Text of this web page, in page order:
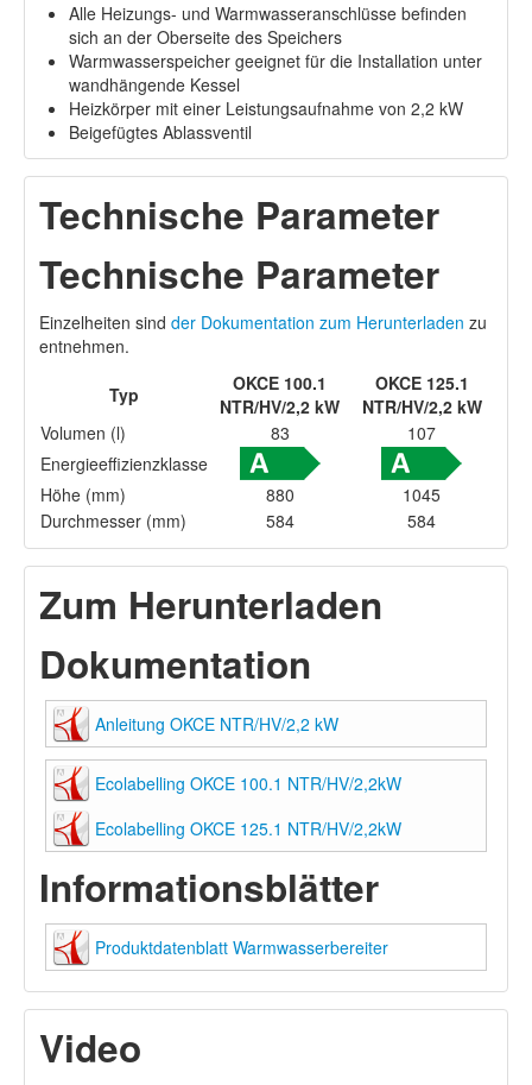
Alle Heizungs- und Warmwasseranschlüsse befinden
sich an der Oberseite des Speichers
Warmwasserspeicher geeignet für die Installation unter
wandhängende Kessel
Heizkörper mit einer Leistungsaufnahme von 2,2 kW
Beigefügtes Ablassventil
Technische Parameter
Technische Parameter
Einzelheiten sind der Dokumentation zum Herunterladen zu
entnehmen.
Typ
OKCE 100.1
NTR/HV/2,2 kW
OKCE 125.1
NTR/HV/2,2 kW
Volumen (l)
83
107
Energieeffizienzklasse
Höhe (mm)
880
1045
Durchmesser (mm)
584 584
Zum Herunterladen
Dokumentation
Anleitung OKCE NTR/HV/2,2 kW
Ecolabelling OKCE 100.1 NTR/HV/2,2kW
Ecolabelling OKCE 125.1 NTR/HV/2,2kW
Informationsblätter
Produktdatenblatt Warmwasserbereiter
Video